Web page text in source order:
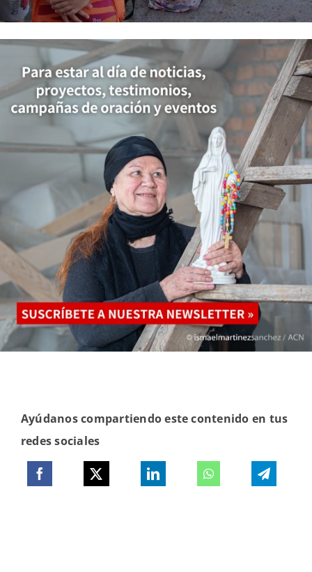
Ayúdanos compartiendo este contenido en tus
redes sociales